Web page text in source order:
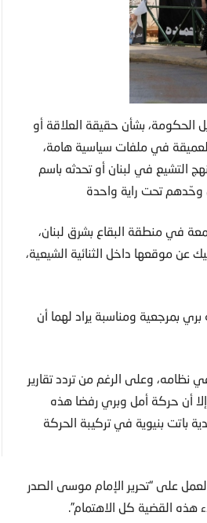
الحكومة، بشأن حقيقة العلاقة أو
في ملفات سياسية هامة،
التشيع في لبنان أو تحدثه باسم
وحّدهم تحت راية واحدة
في منطقة البقاع بشرق لبنان،
عن موقعها داخل الثنائية الشيعية،
بري بمرجعية ومناسبة يراد لهما أن
وعلى الرغم من تردد تقارير
أن حركة أمل وبري رفضا هذه
باتت بنيوية في تركيبة الحركة
على “تحرير الإمام موسى الصدر
هذه القضية كل الاهتمام”.